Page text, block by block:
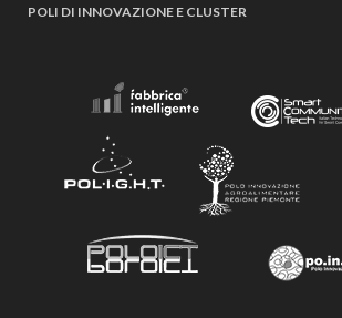
POLI DI INNOVAZIONE E CLUSTER